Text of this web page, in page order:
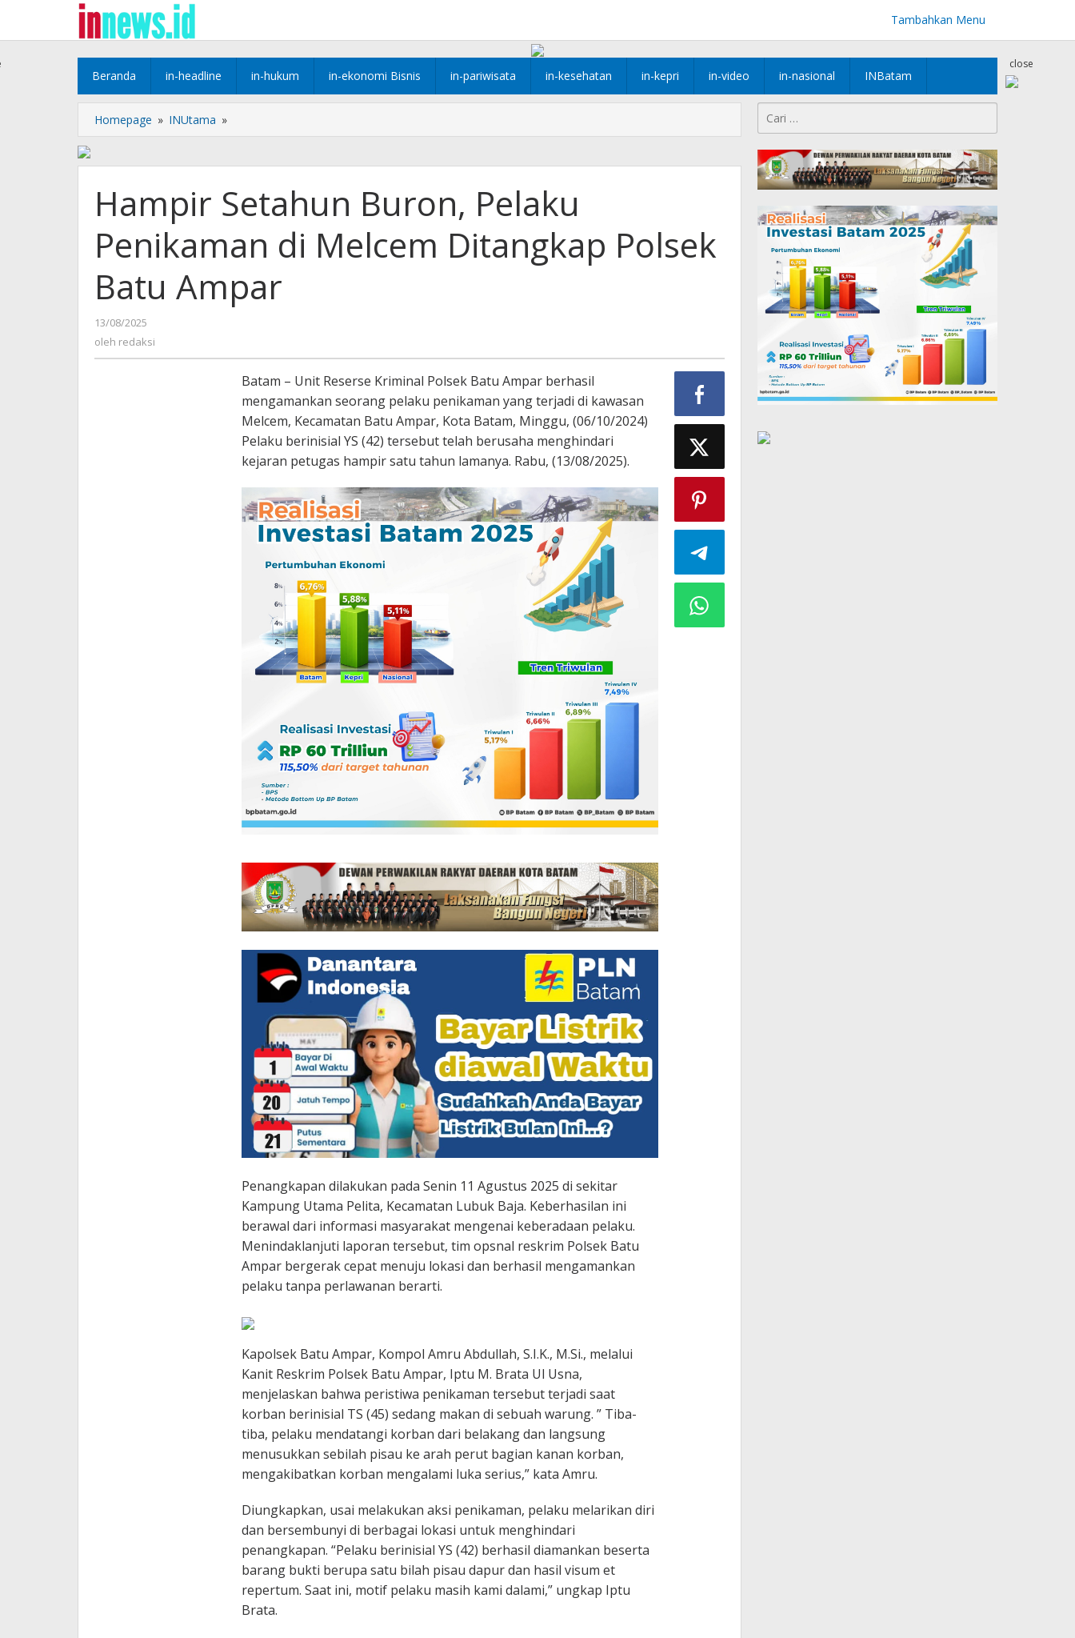
konten
Tambahkan Menu
Beranda in-headline in-hukum in-ekonomi Bisnis in-pariwisata in-kesehatan in-kepri in-video in-nasional INBatam
close
Homepage » INUtama »
Setahun
Pelaku
di
Melcem
Ditangkap
Polsek
Ampar
Hampir Setahun Buron, Pelaku
Penikaman di Melcem Ditangkap Polsek
Batu Ampar
13/08/2025
redaksi
oleh redaksi
Batam – Unit Reserse Kriminal Polsek Batu Ampar berhasil
mengamankan seorang pelaku penikaman yang terjadi di kawasan
Melcem, Kecamatan Batu Ampar, Kota Batam, Minggu, (06/10/2024)
Pelaku berinisial YS (42) tersebut telah berusaha menghindari
kejaran petugas hampir satu tahun lamanya. Rabu, (13/08/2025).
Penangkapan dilakukan pada Senin 11 Agustus 2025 di sekitar
Kampung Utama Pelita, Kecamatan Lubuk Baja. Keberhasilan ini
berawal dari informasi masyarakat mengenai keberadaan pelaku.
Menindaklanjuti laporan tersebut, tim opsnal reskrim Polsek Batu
Ampar bergerak cepat menuju lokasi dan berhasil mengamankan
pelaku tanpa perlawanan berarti.
Kapolsek Batu Ampar, Kompol Amru Abdullah, S.I.K., M.Si., melalui
Kanit Reskrim Polsek Batu Ampar, Iptu M. Brata Ul Usna,
menjelaskan bahwa peristiwa penikaman tersebut terjadi saat
korban berinisial TS (45) sedang makan di sebuah warung. ” Tiba-
tiba, pelaku mendatangi korban dari belakang dan langsung
menusukkan sebilah pisau ke arah perut bagian kanan korban,
mengakibatkan korban mengalami luka serius,” kata Amru.
Diungkapkan, usai melakukan aksi penikaman, pelaku melarikan diri
dan bersembunyi di berbagai lokasi untuk menghindari
penangkapan. “Pelaku berinisial YS (42) berhasil diamankan beserta
barang bukti berupa satu bilah pisau dapur dan hasil visum et
repertum. Saat ini, motif pelaku masih kami dalami,” ungkap Iptu
Brata.
untuk: